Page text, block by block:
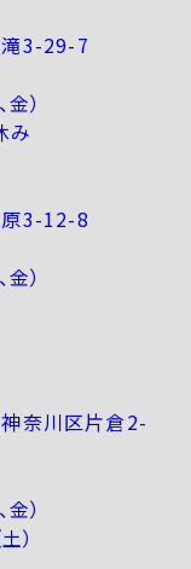
3-29-7
）
み
3-12-8
）
奈川区片倉2-
）
）